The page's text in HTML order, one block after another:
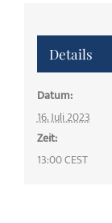
Details
Datum:
16. Juli 2023
Zeit:
13:00CEST